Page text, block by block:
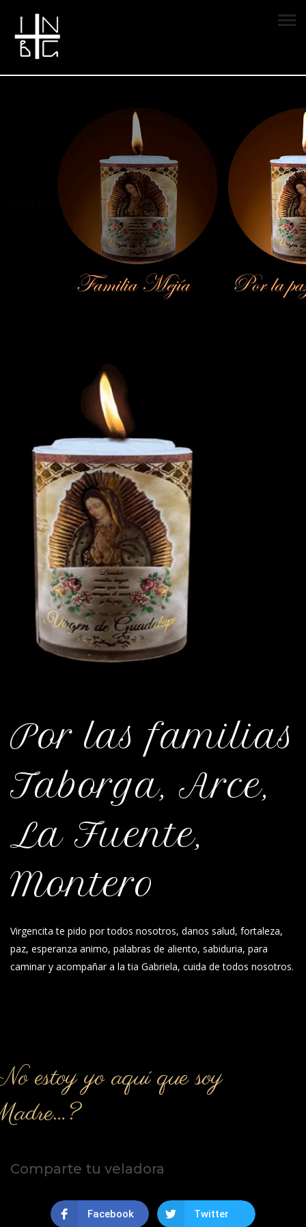
Vela encendida
Por las familias
Taborga, Arce,
La Fuente,
Montero
Virgencita te pido por todos nosotros, danos salud, fortaleza,
paz, esperanza animo, palabras de aliento, sabiduria, para
caminar y acompañar a la tia Gabriela, cuida de todos nosotros.
estoy yo aquí que soy
Comparte tu veladora
Facebook Twitter